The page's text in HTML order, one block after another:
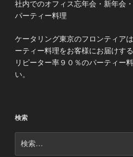
社内でのオフィス忘年会・新年会
パーティー料理
ケータリング東京のフロンティア
ーティー料理をお客様にお届けする
リピーター率９０％のパーティー
い。
検索
索: